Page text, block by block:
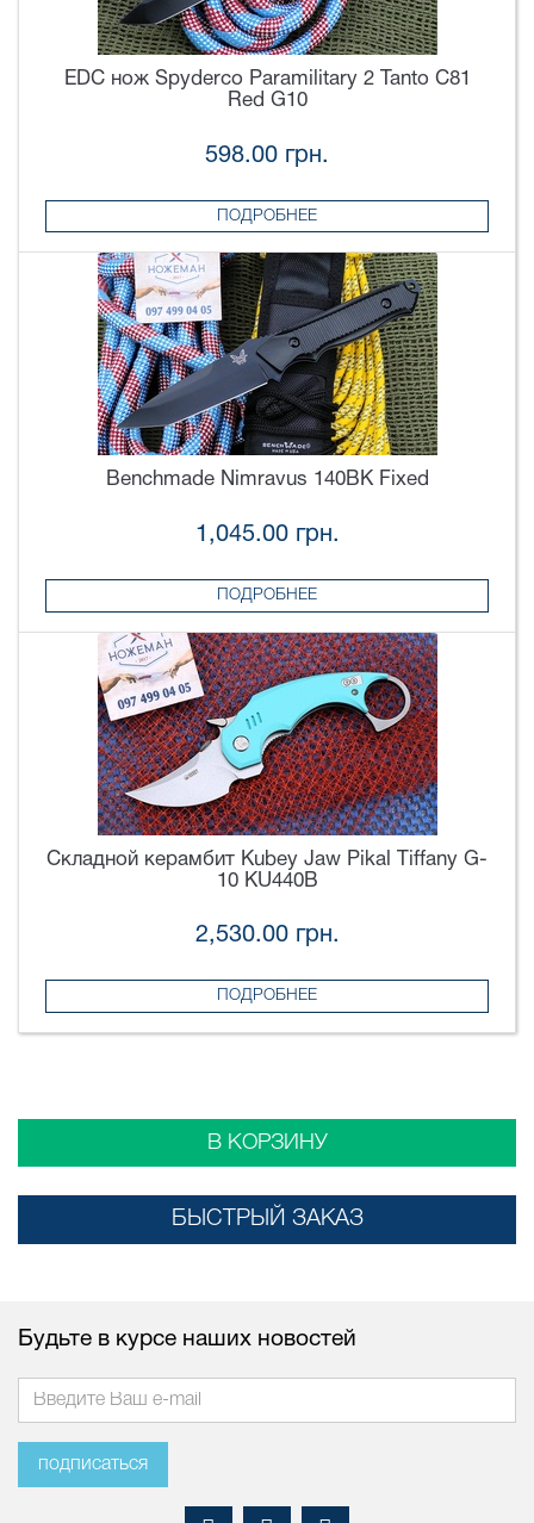
EDC нож Spyderco Paramilitary 2 Tanto C81
Red G10
598.00 грн.
ПОДРОБНЕЕ
Benchmade Nimravus 140BK Fixed
1,045.00 грн.
ПОДРОБНЕЕ
Складной керамбит Kubey Jaw Pikal Tiffany G-
10 KU440B
2,530.00 грн.
ПОДРОБНЕЕ
В КОРЗИНУ
БЫСТРЫЙ ЗАКАЗ
Будьте в курсе наших новостей
подписаться